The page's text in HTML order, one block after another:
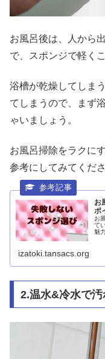
お風呂後は、人から
で、スポンジで軽く
浴槽が乾燥してしま
てしまうので、まず
ゃいましょう。
お風呂掃除をラクに
参考にしてみてくださ
お
ポ
お
ていますか？ ス
魅
izatoki.tansacs.org
2.温水&冷水で